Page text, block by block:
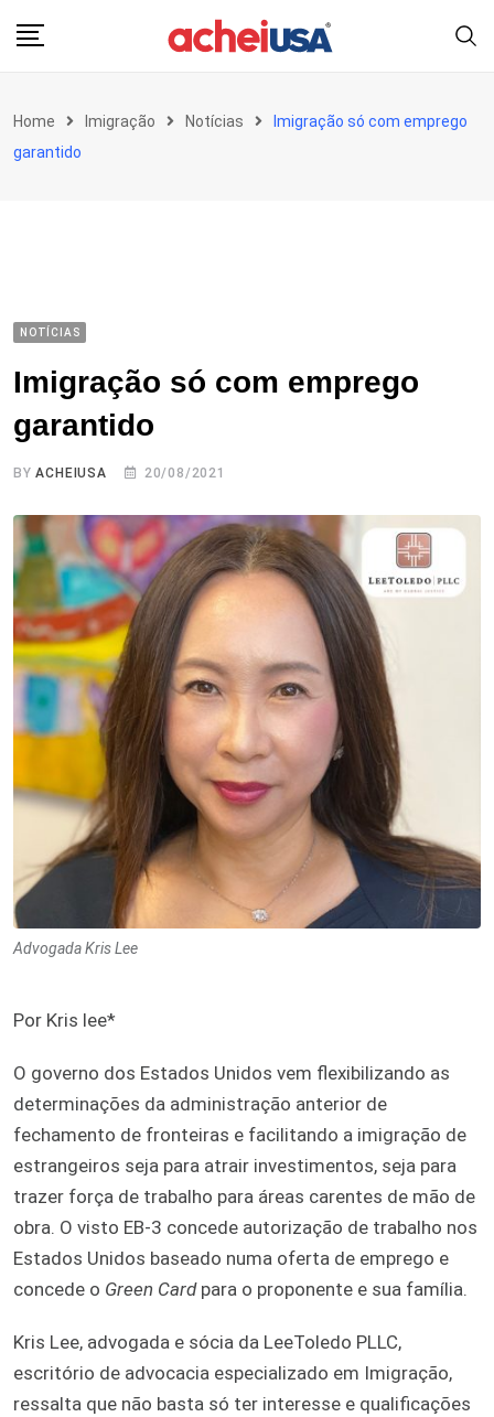
Home Imigração Notícias
Imigração só com emprego
garantido
NOTÍCIAS
Imigração só com emprego
garantido
BYACHEIUSA 20/08/2021
Advogada Kris Lee
Por Kris lee*
O governo dos Estados Unidos vem flexibilizando as
determinações da administração anterior de
fechamento de fronteiras e facilitando a imigração de
estrangeiros seja para atrair investimentos, seja para
trazer força de trabalho para áreas carentes de mão de
obra. O visto EB-3 concede autorização de trabalho nos
Estados Unidos baseado numa oferta de emprego e
concede o Green Cardpara o proponente e sua família.
Kris Lee, advogada e sócia da LeeToledo PLLC,
escritório de advocacia especializado em Imigração,
ressalta que não basta só ter interesse e qualificações